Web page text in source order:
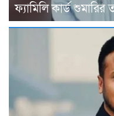
ফ্যামিলি কার্ড শুমারির